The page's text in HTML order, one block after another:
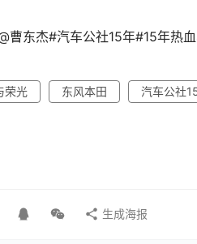
曹东杰#汽车公社15年#15年热
荣光 东风本田 汽车公社
生成海报